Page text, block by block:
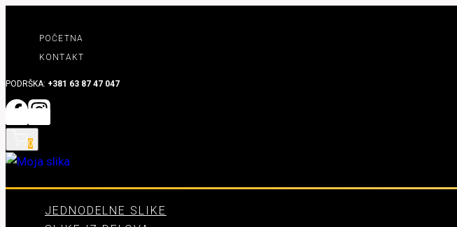
content
POČETNA
KONTAKT
PODRŠKA: +381 63 87 47 047
0
JEDNODELNE SLIKE